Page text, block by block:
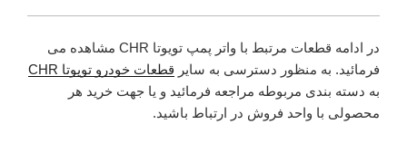
در ادامه قطعات مرتبط با واتر پمپ تویوتا CHR مشاهده می
فرمائید. به منظور دسترسی به سایر قطعات خودرو تویوتا CHR
به دسته بندی مربوطه مراجعه فرمائید و یا جهت خرید هر
محصولی با واحد فروش در ارتباط باشید.